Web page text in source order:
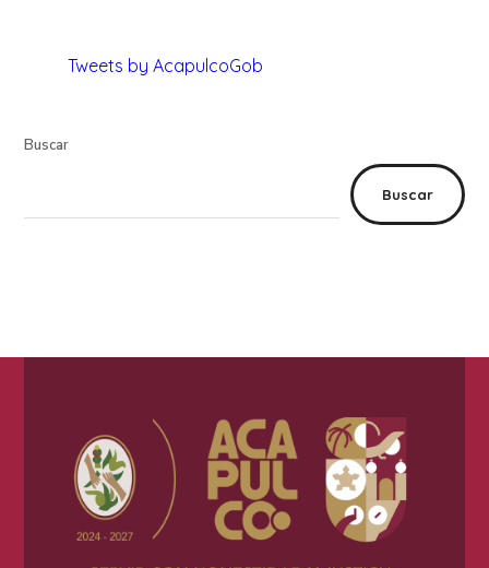
Tweets by AcapulcoGob
Buscar
Buscar